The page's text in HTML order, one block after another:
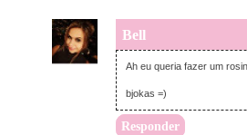
Bell
Ah eu queria fazer um
bjokas =)
Responder